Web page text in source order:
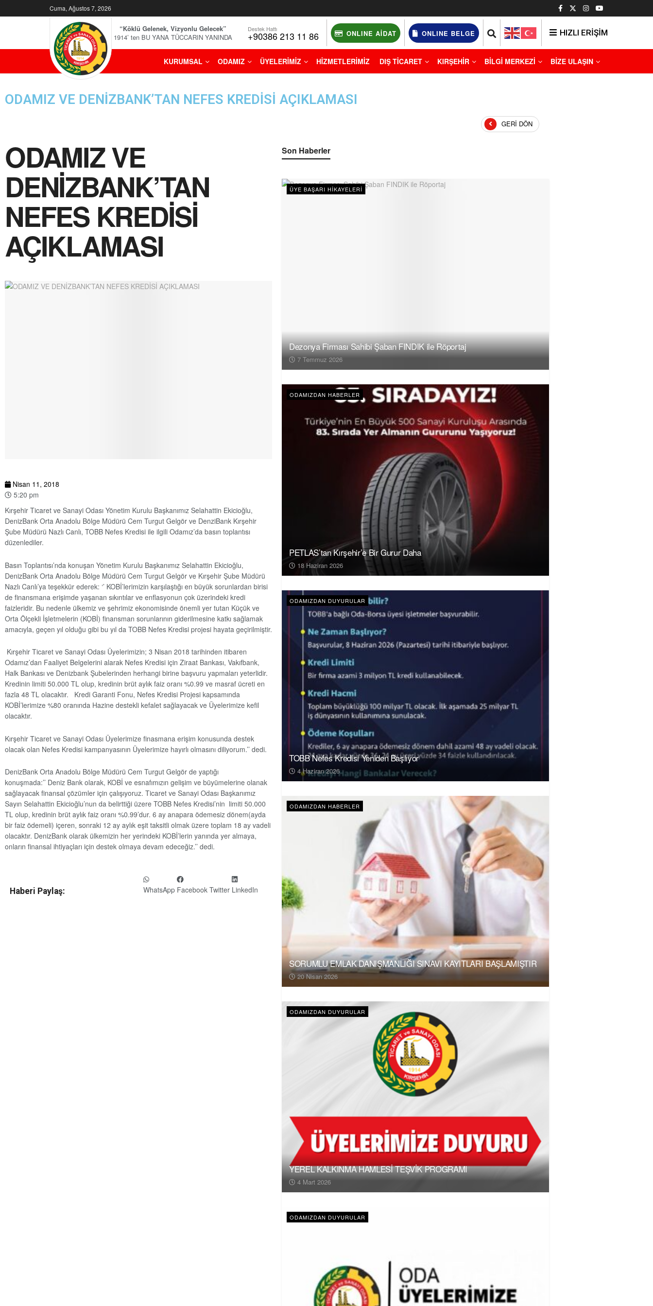
Cuma, Ağustos 7, 2026
“Köklü Gelenek, Vizyonlu Gelecek”
1914’ ten BU YANA TÜCCARIN YANINDA
Destek Hattı
+90386 213 11 86 ONLINE AIDAT ONLINE BELGE HIZLI ERİŞİM
KURUMSAL ODAMIZ ÜYELERİMİZ HİZMETLERİMİZ DIŞ TİCARET KIRŞEHİR BİLGİ MERKEZİ BİZE ULAŞIN
ODAMIZ VE DENİZBANK’TAN NEFES KREDİSİ AÇIKLAMASI
GERI DÖN
ODAMIZ VE
DENİZBANK’TAN
NEFES KREDİSİ
AÇIKLAMASI
Nisan 11, 2018
5:20 pm
Kırşehir Ticaret ve Sanayi Odası Yönetim Kurulu Başkanımız Selahattin Ekicioğlu,
DenizBank Orta Anadolu Bölge Müdürü Cem Turgut Gelgör ve DenziBank Kırşehir
Şube Müdürü Nazlı Canlı, TOBB Nefes Kredisi ile ilgili Odamız’da basın toplantısı
düzenlediler.
Basın Toplantısı’nda konuşan Yönetim Kurulu Başkanımız Selahattin Ekicioğlu,
DenizBank Orta Anadolu Bölge Müdürü Cem Turgut Gelgör ve Kırşehir Şube Müdürü
Nazlı Canlı’ya teşekkür ederek: ‘’ KOBİ’lerimizin karşılaştığı en büyük sorunlardan birisi
de finansmana erişimde yaşanan sıkıntılar ve enflasyonun çok üzerindeki kredi
faizleridir. Bu nedenle ülkemiz ve şehrimiz ekonomisinde önemli yer tutan Küçük ve
Orta Ölçekli İşletmelerin (KOBİ) finansman sorunlarının giderilmesine katkı sağlamak
amacıyla, geçen yıl olduğu gibi bu yıl da TOBB Nefes Kredisi projesi hayata geçirilmiştir.
Kırşehir Ticaret ve Sanayi Odası Üyelerimizin; 3 Nisan 2018 tarihinden itibaren
Odamız’dan Faaliyet Belgelerini alarak Nefes Kredisi için Ziraat Bankası, Vakıfbank,
Halk Bankası ve Denizbank Şubelerinden herhangi birine başvuru yapmaları yeterlidir.
Kredinin limiti 50.000 TL olup, kredinin brüt aylık faiz oranı %0.99 ve masraf ücreti en
fazla 48 TL olacaktır. Kredi Garanti Fonu, Nefes Kredisi Projesi kapsamında
KOBİ’lerimize %80 oranında Hazine destekli kefalet sağlayacak ve Üyelerimize kefil
olacaktır.
Kırşehir Ticaret ve Sanayi Odası Üyelerimize finasmana erişim konusunda destek
olacak olan Nefes Kredisi kampanyasının Üyelerimize hayırlı olmasını diliyorum.’’ dedi.
DenizBank Orta Anadolu Bölge Müdürü Cem Turgut Gelgör de yaptığı
konuşmada:’’ Deniz Bank olarak, KOBİ ve esnafımızın gelişim ve büyümelerine olanak
sağlayacak finansal çözümler için çalışıyoruz. Ticaret ve Sanayi Odası Başkanımız
Sayın Selahattin Ekicioğlu’nun da belirttiği üzere TOBB Nefes Kredisi’nin limiti 50.000
TL olup, kredinin brüt aylık faiz oranı %0.99’dur. 6 ay anapara ödemesiz dönem(ayda
bir faiz ödemeli) içeren, sonraki 12 ay aylık eşit taksitli olmak üzere toplam 18 ay vadeli
olacaktır. DenizBank olarak ülkemizin her yerindeki KOBİ’lerin yanında yer almaya,
onların finansal ihtiyaçları için destek olmaya devam edeceğiz.’’ dedi.
Haberi Paylaş: WhatsApp Facebook Twitter LinkedIn
Son Haberler
ÜYE BAŞARI HIKAYELERI
Dezonya Firması Sahibi Şaban FINDIK ile Röportaj
7 Temmuz 2026
ODAMIZDAN HABERLER
PETLAS’tan Kırşehir’e Bir Gurur Daha
18 Haziran 2026
ODAMIZDAN DUYURULAR
TOBB Nefes Kredisi Yeniden Başlıyor
4 Haziran 2026
ODAMIZDAN HABERLER
SORUMLU EMLAK DANIŞMANLIĞI SINAVI KAYITLARI BAŞLAMIŞTIR
20 Nisan 2026
ODAMIZDAN DUYURULAR
YEREL KALKINMA HAMLESİ TEŞVİK PROGRAMI
4 Mart 2026
ODAMIZDAN DUYURULAR